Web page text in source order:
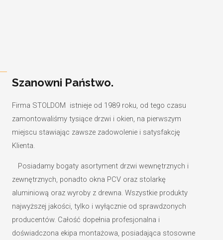
Szanowni Państwo.
Firma STOLDOM istnieje od 1989 roku, od tego czasu
zamontowaliśmy tysiące drzwi i okien, na pierwszym
miejscu stawiając zawsze zadowolenie i satysfakcję
Klienta.
Posiadamy bogaty asortyment drzwi wewnętrznych i
zewnętrznych, ponadto okna PCV oraz stolarkę
aluminiową oraz wyroby z drewna. Wszystkie produkty
najwyższej jakości, tylko i wyłącznie od sprawdzonych
producentów. Całość dopełnia profesjonalna i
doświadczona ekipa montażowa, posiadająca stosowne